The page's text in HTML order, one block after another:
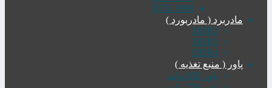
RTX 3090
مادربرد ( مادربورد )
DDR2
DDR3
DDR4
پاور ( منبع تغذیه )
پاور 650 وات